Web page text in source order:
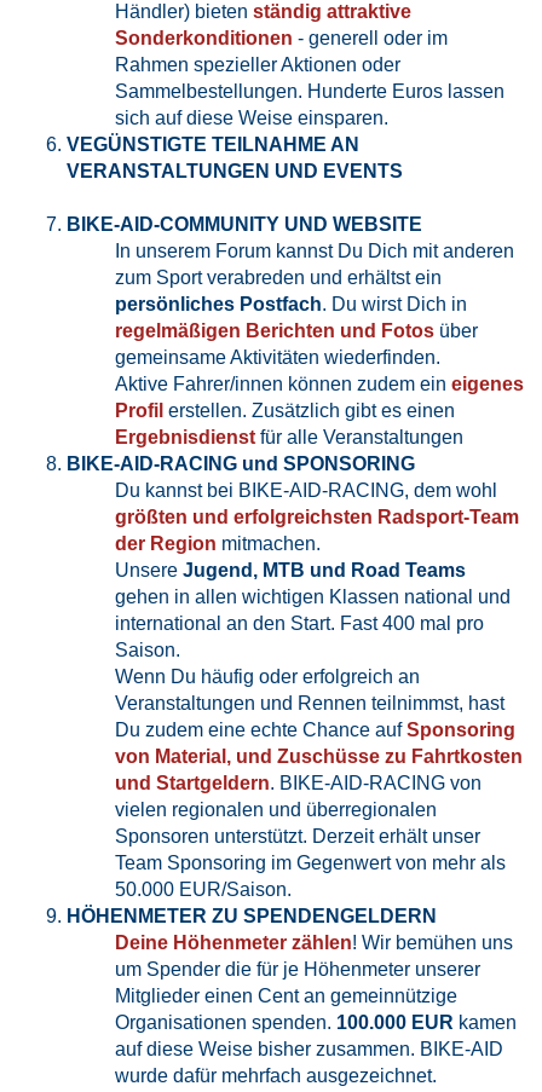
Händler) bieten ständig attraktive
Sonderkonditionen - generell oder im
Rahmen spezieller Aktionen oder
Sammelbestellungen. Hunderte Euros lassen
sich auf diese Weise einsparen.
VEGÜNSTIGTE TEILNAHME AN
VERANSTALTUNGEN UND EVENTS
BIKE-AID-COMMUNITY UND WEBSITE
In unserem Forum kannst Du Dich mit anderen
zum Sport verabreden und erhältst ein
persönliches Postfach. Du wirst Dich in
regelmäßigen Berichten und Fotos über
gemeinsame Aktivitäten wiederfinden.
Aktive Fahrer/innen können zudem ein eigenes
Profil erstellen. Zusätzlich gibt es einen
Ergebnisdienstfür alle Veranstaltungen
BIKE-AID-RACING und SPONSORING
Du kannst bei BIKE-AID-RACING, dem wohl
größten und erfolgreichsten Radsport-Team
der Region mitmachen.
Unsere Jugend, MTB und Road Teams
gehen in allen wichtigen Klassen national und
international an den Start. Fast 400 mal pro
Saison.
Wenn Du häufig oder erfolgreich an
Veranstaltungen und Rennen teilnimmst, hast
Du zudem eine echte Chance aufSponsoring
von Material, und Zuschüsse zu Fahrtkosten
und Startgeldern. BIKE-AID-RACING von
vielen regionalen und überregionalen
Sponsoren unterstützt. Derzeit erhält unser
Team Sponsoring im Gegenwert von mehr als
50.000 EUR/Saison.
HÖHENMETER ZU SPENDENGELDERN
Deine Höhenmeter zählen! Wir bemühen uns
um Spender die für je Höhenmeter unserer
Mitglieder einen Cent an gemeinnützige
Organisationen spenden. 100.000 EUR kamen
auf diese Weise bisher zusammen. BIKE-AID
wurde dafür mehrfach ausgezeichnet.